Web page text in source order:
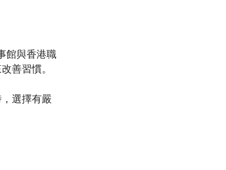
館與香港職
善習慣。
選擇有嚴